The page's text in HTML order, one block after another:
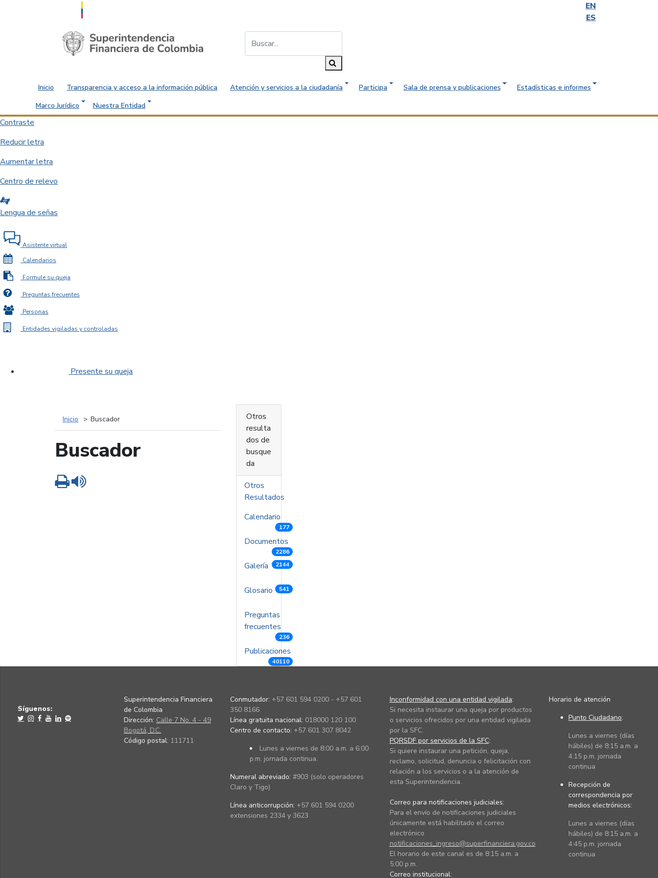
EN
ES
Saltar al contenido principal
Inicio Transparencia y acceso a la información pública Atención y servicios a la ciudadanía Participa Sala de prensa y publicaciones
Estadísticas e informes
Marco Jurídico
Nuestra Entidad
Contraste
Reducir letra
Aumentar letra
Centro de relevo
Lengua de señas
Asistente virtual
Calendarios
Formule su queja
Preguntas frecuentes
Personas
Entidades vigiladas y controladas
Presente su queja
Inicio Buscador
Buscador
Imprimir
Otros
resulta
dos de
busque
da
Otros
Resultados
Calendario
177
Documentos
2286
Galería 2144
Glosario 541
Preguntas
frecuentes
236
Publicaciones
40110
Síguenos:
Superintendencia Financiera
de Colombia
Dirección: Calle 7 No. 4 - 49
Bogotá, D.C.
Código postal: 111711
Conmutador: +57 601 594 0200 - +57 601
350 8166
Línea gratuita nacional: 018000 120 100
Centro de contacto: +57 601 307 8042
Lunes a viernes de 8:00 a.m. a 6:00
p.m. jornada continua.
Numeral abreviado: #903 (solo operadores
Claro y Tigo)
Línea anticorrupción: +57 601 594 0200
extensiones 2334 y 3623
Inconformidad con una entidad vigilada:
Si necesita instaurar una queja por productos
o servicios ofrecidos por una entidad vigilada
por la SFC.
PQRSDF por servicios de la SFC:
Si quiere instaurar una petición, queja,
reclamo, solicitud, denuncia o felicitación con
relación a los servicios o a la atención de
esta Superintendencia.
Correo para notificaciones judiciales:
Para el envío de notificaciones judiciales
únicamente está habilitado el correo
electrónico
notificaciones_ingreso@superfinanciera.gov.co
El horario de este canal es de 8:15 a.m. a
5:00 p.m.
Correo institucional:
Horario de atención
Punto Ciudadano:
Lunes a viernes (días
hábiles) de 8:15 a.m. a
4:15 p.m. jornada
continua
Recepción de
correspondencia por
medios electrónicos:
Lunes a viernes (días
hábiles) de 8:15 a.m. a
4:45 p.m. jornada
continua